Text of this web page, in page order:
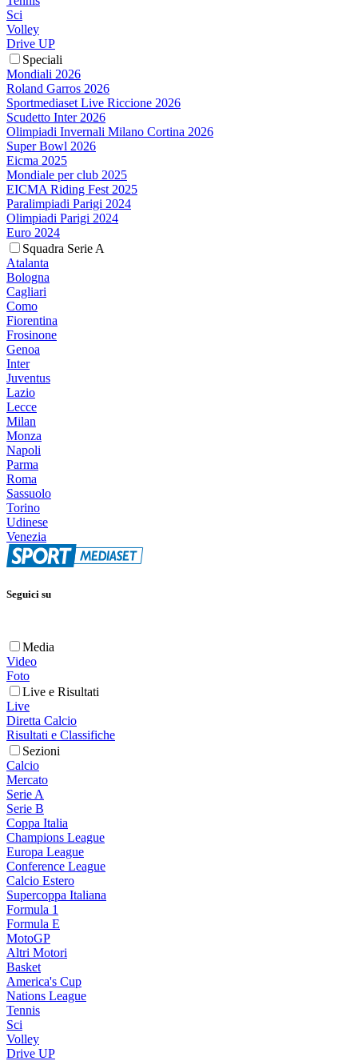
Sci
Volley
Drive UP
Speciali
Mondiali 2026
Roland Garros 2026
Sportmediaset Live Riccione 2026
Scudetto Inter 2026
Olimpiadi Invernali Milano Cortina 2026
Super Bowl 2026
Eicma 2025
Mondiale per club 2025
EICMA Riding Fest 2025
Paralimpiadi Parigi 2024
Olimpiadi Parigi 2024
Euro 2024
Squadra Serie A
Atalanta
Bologna
Cagliari
Como
Fiorentina
Frosinone
Genoa
Inter
Juventus
Lazio
Lecce
Milan
Monza
Napoli
Parma
Roma
Sassuolo
Torino
Udinese
Venezia
Seguici su
Media
Video
Foto
Live e Risultati
Live
Diretta Calcio
Risultati e Classifiche
Sezioni
Calcio
Mercato
Serie A
Serie B
Coppa Italia
Champions League
Europa League
Conference League
Calcio Estero
Supercoppa Italiana
Formula 1
Formula E
MotoGP
Altri Motori
Basket
America's Cup
Nations League
Tennis
Sci
Volley
Drive UP